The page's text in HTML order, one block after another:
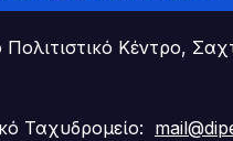
Πολιτιστικό Κέντρο,
Ταχυδρομείο: